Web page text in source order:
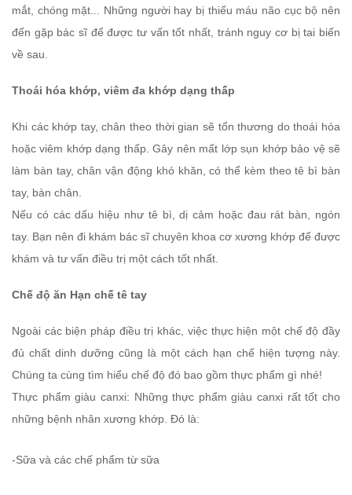
mắt, chóng mặt... Những người hay bị thiếu máu não cục bộ nên
đến gặp bác sĩ để được tư vấn tốt nhất, tránh nguy cơ bị tai biến
về sau.
Thoái hóa khớp, viêm đa khớp dạng thấp
Khi các khớp tay, chân theo thời gian sẽ tổn thương do thoái hóa
hoặc viêm khớp dạng thấp. Gây nên mất lớp sụn khớp bảo vệ sẽ
làm bàn tay, chân vận động khó khăn, có thể kèm theo tê bì bàn
tay, bàn chân.
Nếu có các dấu hiệu như tê bì, dị cảm hoặc đau rát bàn, ngón
tay. Bạn nên đi khám bác sĩ chuyên khoa cơ xương khớp để được
khám và tư vấn điều trị một cách tốt nhất.
Chế độ ăn Hạn chế tê tay
Ngoài các biện pháp điều trị khác, việc thực hiện một chế độ đầy
đủ chất dinh dưỡng cũng là một cách hạn chế hiện tượng này.
Chúng ta cùng tìm hiểu chế độ đó bao gồm thực phẩm gì nhé!
Thực phẩm giàu canxi: Những thực phẩm giàu canxi rất tốt cho
những bệnh nhân xương khớp. Đó là:
-Sữa và các chế phẩm từ sữa